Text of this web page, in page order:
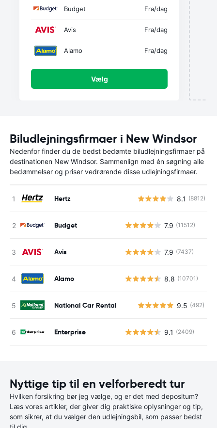
Budget Fra/dag
Avis Fra/dag
Alamo Fra/dag
Vælg
Biludlejningsfirmaer i New Windsor
Nedenfor finder du de bedst bedømte biludlejningsfirmaer på
destinationen New Windsor. Sammenlign med én søgning alle
bedømmelser og priser vedrørende disse udlejningsfirmaer.
Hertz 8.1 (8812)
Budget 7.9 (11512)
Avis 7.9 (7437)
Alamo 8.8 (10701)
National Car Rental 9.5 (492)
Enterprise 9.1 (2409)
Nyttige tip til en velforberedt tur
Hvilken forsikring bør jeg vælge, og er det med depositum?
Læs vores artikler, der giver dig praktiske oplysninger og tip,
som sikrer, at du vælger den udlejningsbil, som passer bedst